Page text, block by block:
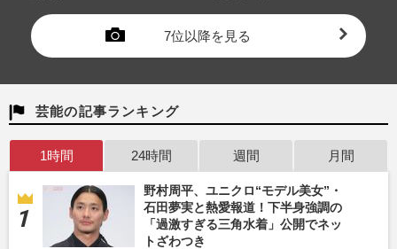
7位以降を見る
芸能の記事ランキング
1時間 24時間 週間 月間
野村周平、ユニクロ“モデル美女”・
石田夢実と熱愛報道！下半身強調の
「過激すぎる三角水着」公開でネッ
トざわつき